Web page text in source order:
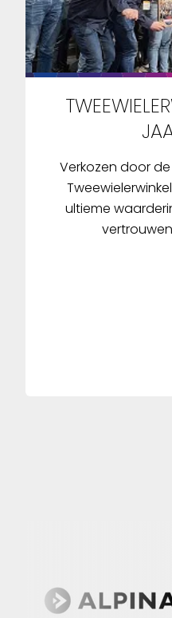
Verkozen door
ultieme